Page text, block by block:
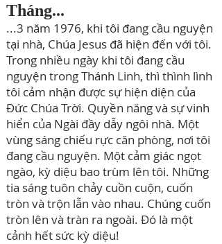
Tháng...
...3 năm 1976, khi tôi đang cầu nguyện
tại nhà, Chúa Jesus đã hiện đến với tôi.
Trong nhiều ngày khi tôi đang cầu
nguyện trong Thánh Linh, thì thình lình
tôi cảm nhận được sự hiện diện của
Đức Chúa Trời. Quyền năng và sự vinh
hiển của Ngài đầy dẫy ngôi nhà. Một
vùng sáng chiếu rực căn phòng, nơi tôi
đang cầu nguyện. Một cảm giác ngọt
ngào, kỳ diệu bao trùm lên tôi. Những
tia sáng tuôn chảy cuồn cuộn, cuốn
tròn và trộn lẫn vào nhau. Chúng cuốn
tròn lên và tràn ra ngoài. Đó là một
cảnh hết sức kỳ diệu!